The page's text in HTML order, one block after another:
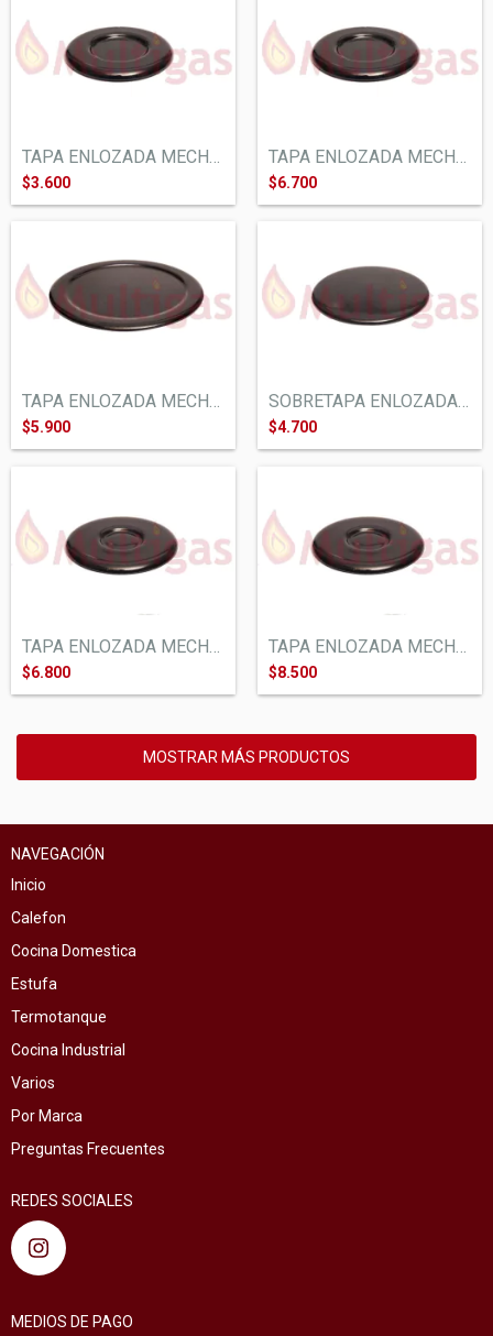
TAPA ENLOZADA MECHERO COCINA ORBIS LONGV...
$3.600
TAPA ENLOZADA MECHERO COCINA ORBIS LONGV...
$6.700
TAPA ENLOZADA MECHERO COCINA ORBIS CONVE...
$5.900
SOBRETAPA ENLOZADA MECHERO COCINA DOMEC....
$4.700
TAPA ENLOZADA MECHERO COCINA LONGVIE KEN...
$6.800
TAPA ENLOZADA MECHERO COCINA LONGVIE KEN...
$8.500
MOSTRAR MÁS PRODUCTOS
NAVEGACIÓN
Inicio
Calefon
Cocina Domestica
Estufa
Termotanque
Cocina Industrial
Varios
Por Marca
Preguntas Frecuentes
REDES SOCIALES
MEDIOS DE PAGO